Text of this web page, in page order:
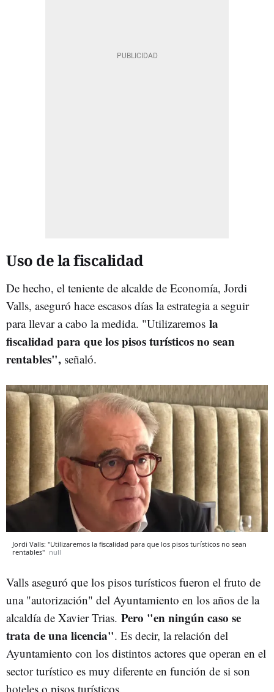
Uso de la fiscalidad
De hecho, el teniente de alcalde de Economía, Jordi
Valls, aseguró hace escasos días la estrategia a seguir
para llevar a cabo la medida. "Utilizaremos la
fiscalidad para que los pisos turísticos no sean
rentables", señaló.
Jordi Valls: "Utilizaremos la fiscalidad para que los pisos turísticos no sean
rentables" null
Valls aseguró que los pisos turísticos fueron el fruto de
una "autorización" del Ayuntamiento en los años de la
alcaldía de Xavier Trias. Pero "en ningún caso se
trata de una licencia". Es decir, la relación del
Ayuntamiento con los distintos actores que operan en el
sector turístico es muy diferente en función de si son
hoteles o pisos turísticos.